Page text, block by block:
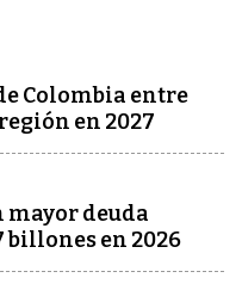
Colombia entre
en 2027
mayor deuda
billones en 2026